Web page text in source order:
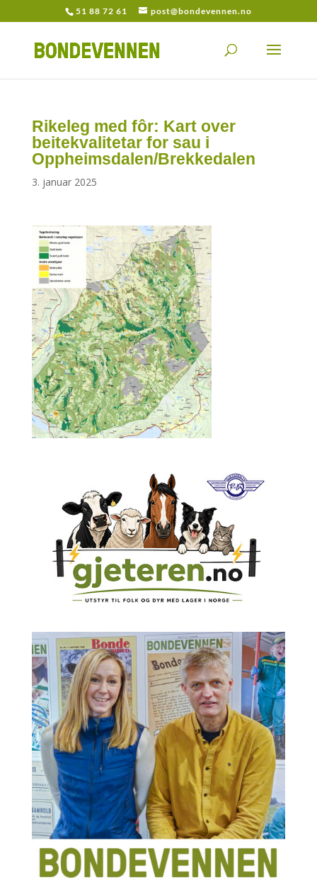
51 88 72 61 post@bondevennen.no
Rikeleg med fôr: Kart over
beitekvalitetar for sau i
Oppheimsdalen/Brekkedalen
3. januar 2025